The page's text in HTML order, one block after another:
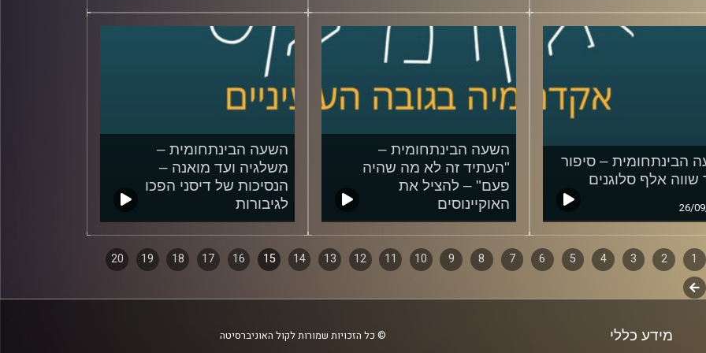
הבינתחומית – סיפור
אלף סלוגנים
26/
השעה הבינתחומית –
"העתיד זה לא מה שהיה
פעם" – להציל את
האוקיינוסים
12/09/2018
השעה הבינתחומית –
משלגיה ועד מואנה –
הנסיכות של דיסני הפכו
לגיבורות
29/08/2018
1
2
3
4
5
6
7
8
9
10
11
12
13
14
15
16
17
18
19
20
לשלב
מידע כללי © כל הזכויות שמורות לקול האוניברסיטה